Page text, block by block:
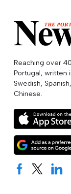
Reaching over
Portugal, written
Swedish,
Chinese.